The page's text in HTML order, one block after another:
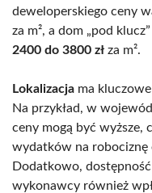
deweloperskiego ceny
za m², a dom „pod
2400 do 3800 zł za m².
Lokalizacja ma
Na przykład, w
ceny mogą być wyższe,
wydatków na robociznę
Dodatkowo,
wykonawcy również